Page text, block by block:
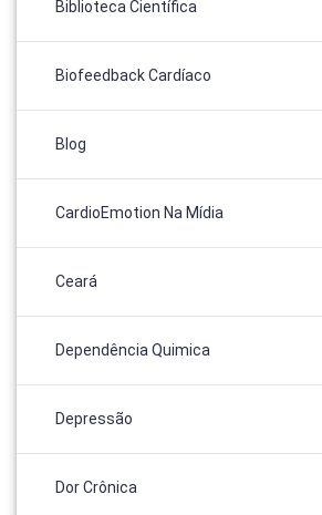
Biblioteca Científica
Biofeedback Cardíaco
Blog
CardioEmotion Na Mídia
Ceará
Dependência Quimica
Depressão
Dor Crônica